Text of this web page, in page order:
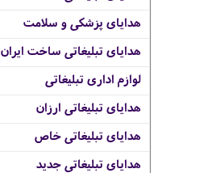
هدایای پزشکی و سلامت
هدایای تبلیغاتی ساخت ایران
لوازم اداری تبلیغاتی
هدایای تبلیغاتی ارزان
هدایای تبلیغاتی خاص
هدایای تبلیغاتی جدید